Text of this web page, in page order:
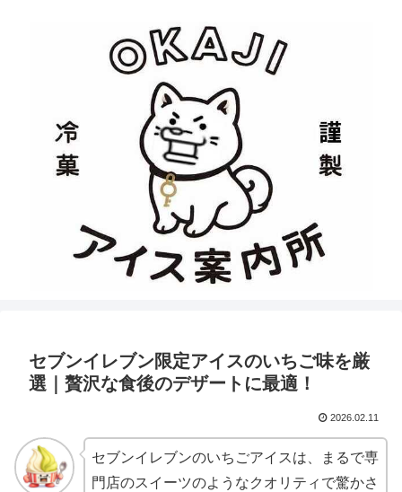
セブンイレブン限定アイスのいちご味を厳
選｜贅沢な食後のデザートに最適！
2026.02.11
セブンイレブンのいちごアイスは、まるで専
門店のスイーツのようなクオリティで驚かさ